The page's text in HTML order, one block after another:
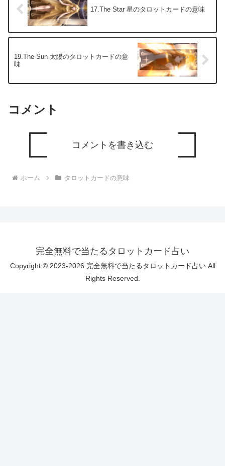
ります。このカードが現れる
と、成功、繁栄、そして豊かさ
への道が開かれていることを示
唆します。 創造と育成:...
導かれています。 自己制御と決
進む力を表現します...
17.The Star 星のタロットカードの意味
19.The Sun 太陽のタロットカードの意
味
コメント
コメントを書き込む
ホーム タロットカードの意味
完全無料で当たるタロットカード占い
Copyright © 2023-2026 完全無料で当たるタロットカード占い All
Rights Reserved.